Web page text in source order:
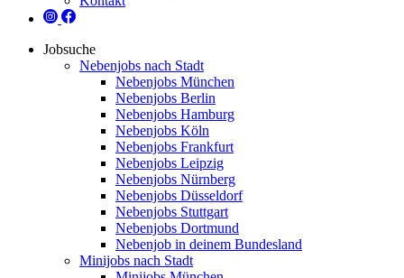
Jobsuche
Nebenjobs nach Stadt
Nebenjobs München
Nebenjobs Berlin
Nebenjobs Hamburg
Nebenjobs Köln
Nebenjobs Frankfurt
Nebenjobs Leipzig
Nebenjobs Nürnberg
Nebenjobs Düsseldorf
Nebenjobs Stuttgart
Nebenjobs Dortmund
Nebenjob in deinem Bundesland
Minijobs nach Stadt